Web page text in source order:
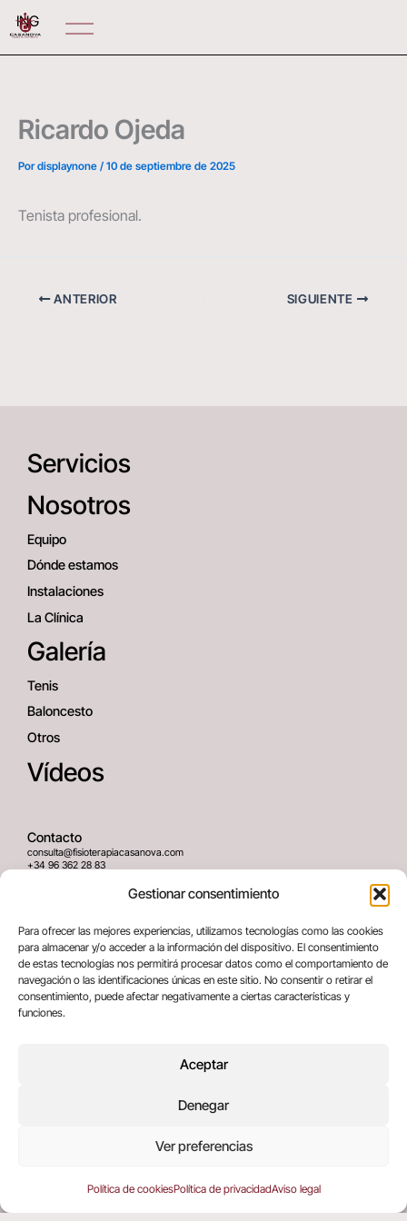
Gestionar consentimiento
Para ofrecer las mejores experiencias, utilizamos tecnologías como las cookies
para almacenar y/o acceder a la información del dispositivo. El consentimiento
de estas tecnologías nos permitirá procesar datos como el comportamiento de
navegación o las identificaciones únicas en este sitio. No consentir o retirar el
consentimiento, puede afectar negativamente a ciertas características y
funciones.
Aceptar
Denegar
Ver preferencias
Política de cookiesPolítica de privacidadAviso legal
contenido
ING
Ricardo Ojeda
Pordisplaynone / 10 de septiembre de 2025
Tenista profesional.
ANTERIOR SIGUIENTE
Servicios
Nosotros
Equipo
Dónde estamos
Instalaciones
La Clínica
Galería
Tenis
Baloncesto
Otros
Vídeos
Contacto
consulta@fisioterapiacasanova.com
+34 96 362 28 83
Dirección
C/ Greses Nº12 (Bajo) 46020
Valencia, España
Términos legales